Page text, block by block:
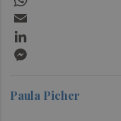
Paula Picher